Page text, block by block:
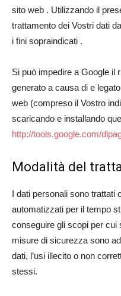
sito web . Utilizzando il
trattamento dei Vostri dati
i fini sopraindicati .
Si può impedire a Google il
generato a causa di e
web (compreso il Vostro
scaricando e installando
http://tools.google.com/
Modalità del
I dati personali sono trattati
automatizzati per il tempo
conseguire gli scopi per
misure di sicurezza sono
dati, l’usi illecito o non
stessi.